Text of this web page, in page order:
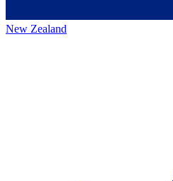
New Zealand